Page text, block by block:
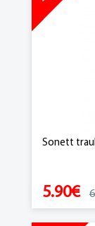
Sonett
5.90€